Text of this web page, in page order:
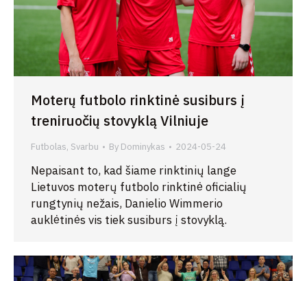
Moterų futbolo rinktinė susiburs į
treniruočių stovyklą Vilniuje
Futbolas, Svarbu By Dominykas 2024-05-24
Nepaisant to, kad šiame rinktinių lange
Lietuvos moterų futbolo rinktinė oficialių
rungtynių nežais, Danielio Wimmerio
auklėtinės vis tiek susiburs į stovyklą.